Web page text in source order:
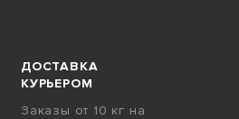
ДОСТАВКА
КУРЬЕРОМ
Заказы от 10 кг на